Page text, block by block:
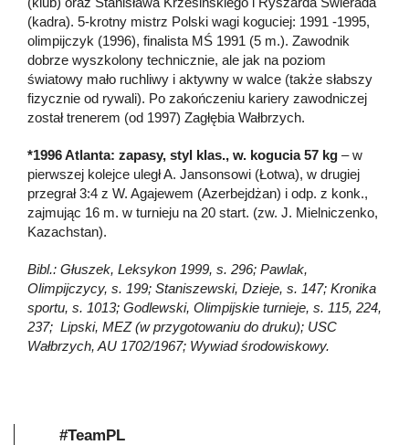
(kadra). 5-krotny mistrz Polski wagi koguciej: 1991 -1995,
olimpijczyk (1996), finalista MŚ 1991 (5 m.). Zawodnik
dobrze wyszkolony technicznie, ale jak na poziom
światowy mało ruchliwy i aktywny w walce (także słabszy
fizycznie od rywali). Po zakończeniu kariery zawodniczej
został trenerem (od 1997) Zagłębia Wałbrzych.
*1996 Atlanta: zapasy, styl klas., w. kogucia 57 kg – w
pierwszej kolejce uległ A. Jansonsowi (Łotwa), w drugiej
przegrał 3:4 z W. Agajewem (Azerbejdżan) i odp. z konk.,
zajmując 16 m. w turnieju na 20 start. (zw. J. Mielniczenko,
Kazachstan).
Bibl.: Głuszek, Leksykon 1999, s. 296; Pawlak,
Olimpijczycy, s. 199; Staniszewski, Dzieje, s. 147; Kronika
sportu, s. 1013; Godlewski, Olimpijskie turnieje, s. 115, 224,
237; Lipski, MEZ (w przygotowaniu do druku); USC
Wałbrzych, AU 1702/1967; Wywiad środowiskowy.
#TeamPL